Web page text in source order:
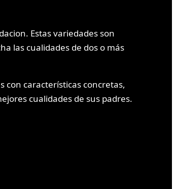
Estas variedades son
las cualidades de dos o más
con características concretas,
cualidades de sus padres.